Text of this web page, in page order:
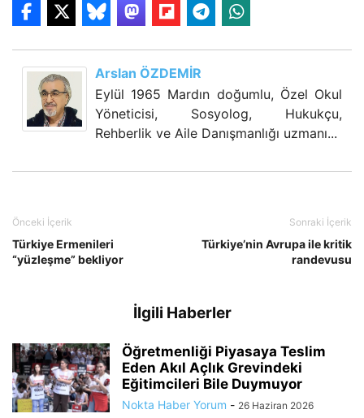
Arslan ÖZDEMİR
Eylül 1965 Mardın doğumlu, Özel Okul
Yöneticisi, Sosyolog, Hukukçu,
Rehberlik ve Aile Danışmanlığı uzmanı...
Önceki İçerik
Türkiye Ermenileri
“yüzleşme” bekliyor
Sonraki İçerik
Türkiye’nin Avrupa ile kritik
randevusu
İlgili Haberler
Öğretmenliği Piyasaya Teslim
Eden Akıl Açlık Grevindeki
Eğitimcileri Bile Duymuyor
Nokta Haber Yorum - 26 Haziran 2026